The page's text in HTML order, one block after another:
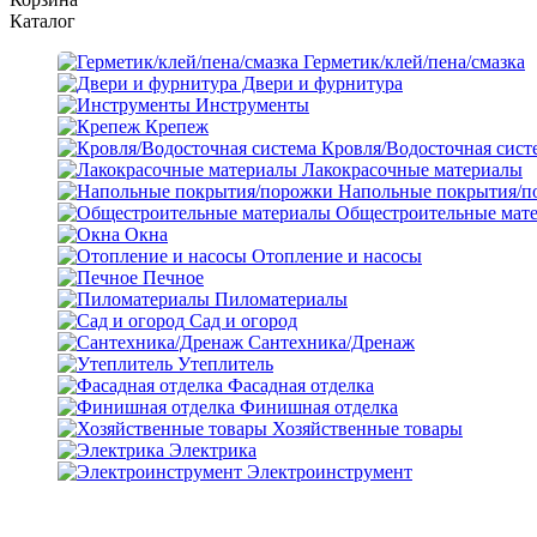
Каталог
Герметик/клей/пена/смазка
Двери и фурнитура
Инструменты
Крепеж
Кровля/Водосточная
Лакокрасочные материалы
Напольные покрытия/
Общестроительные
Окна
Отопление и насосы
Печное
Пиломатериалы
Сад и огород
Сантехника/Дренаж
Утеплитель
Фасадная отделка
Финишная отделка
Хозяйственные товары
Электрика
Электроинструмент